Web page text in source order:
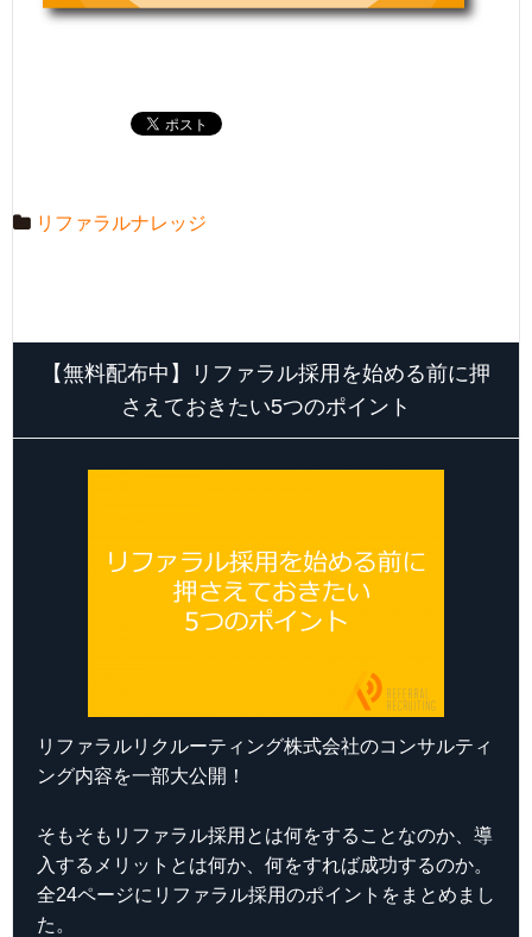
リファラルナレッジ
【無料配布中】リファラル採用を始める前に押
さえておきたい5つのポイント
リファラルリクルーティング株式会社のコンサルティ
ング内容を一部大公開！
そもそもリファラル採用とは何をすることなのか、導
入するメリットとは何か、何をすれば成功するのか。
全24ページにリファラル採用のポイントをまとめまし
た。